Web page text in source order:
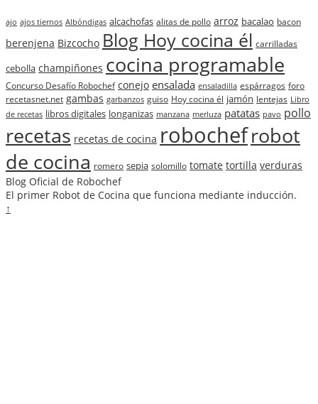
ajo ajos tiernos Albóndigas alcachofas alitas de pollo arroz bacalao bacon
berenjena Bizcocho Blog Hoy cocina él carrilladas
cebolla champiñones cocina programable
Concurso Desafío Robochef conejo ensalada ensaladilla espárragos foro
recetasnet.net gambas garbanzos guiso Hoy cocina él jamón lentejas Libro
de recetas libros digitales longanizas manzana merluza patatas pavo pollo
recetas recetas de cocina robochefrobot
de cocina romero sepia solomillo tomate tortilla verduras
Blog Oficial de Robochef
El primer Robot de Cocina que funciona mediante inducción.
↑